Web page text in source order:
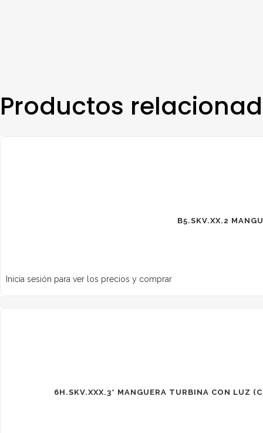
Productos
B5.SKV.XX.2
Inicia sesión para ver los precios y comprar
6H.SKV.XXX.3* MANGUERA TURBINA CON LUZ